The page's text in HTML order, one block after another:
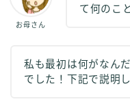
お母さん
て何のこ
私も最初は何がなん
でした！下記で説明